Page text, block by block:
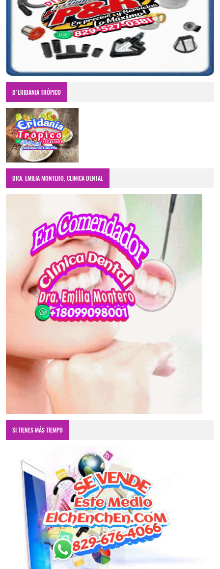
D´ERIDANIA TRÓPICO
DRA. EMILIA MONTERO, CLINICA DENTAL
SI TIENES MÁS TIEMPO